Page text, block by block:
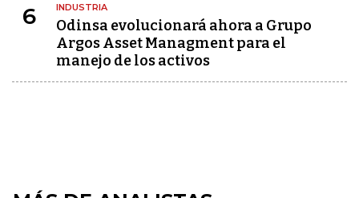
6 INDUSTRIA
Odinsa evolucionará ahora a Grupo
Argos Asset Managment para el
manejo de los activos